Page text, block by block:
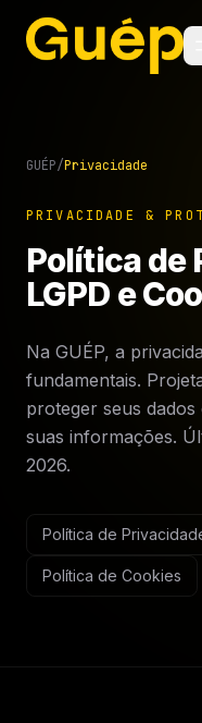
GUÉP/Privacidade
PRIVACIDADE &
Política de
LGPD e
Na GUÉP, a
fundamentais.
proteger seus
suas informações.
2026.
Política de
Política de Cookies